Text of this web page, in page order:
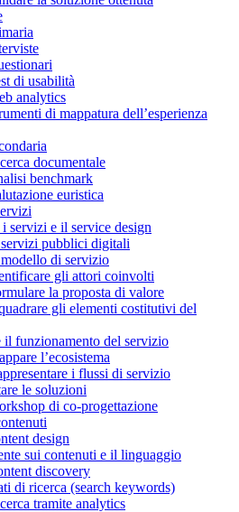
di usabilità
analytics
di mappatura dell’esperienza
documentale
benchmark
euristica
servizi e il service design
servizi pubblici digitali
di servizio
gli attori coinvolti
la proposta di valore
gli elementi costitutivi del
il funzionamento del servizio
l’ecosistema
i flussi di servizio
le soluzioni
di co-progettazione
design
sui contenuti e il linguaggio
discovery
di ricerca (search keywords)
tramite analytics